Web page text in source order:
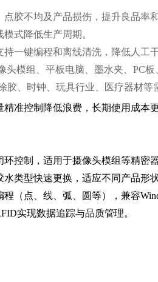
胶不均及产品损伤，提升良品率和
式降低生产周期。
一键编程和离线清洗，降低人工干
头模组、平板电脑、墨水夹、PC
胶、时钟、玩具行业、医疗器材等
准控制降低浪费，长期使用成本更
控制，适用于摄像头模组等精密器
类型快速更换，适应不同产品形
（点、线、弧、圆等），兼容
实现数据追踪与品质管理。